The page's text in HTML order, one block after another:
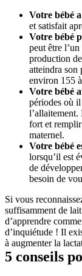
Votre bébé
et satisfait
Votre bébé
peut être
production
atteindra son
environ 155
Votre bébé
périodes où
l’allaitement.
fort et remplir
maternel.
Votre bébé
lorsqu’il est
de
besoin de
Si vous
suffisamment de
d’apprendre
d’inquiétude ! Il
à augmenter la
5 conseils